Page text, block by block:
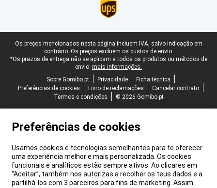
Rodapé legal
Os preços mencionados nesta página incluem IVA, salvo indicação em
contrário. Os preços excluem os custos de envio.
*Os prazos de entrega não se aplicam a todos os produtos ou métodos de
envio: mais informações.
Sobre Gomibo.pt
Privacidade
Ficha técnica
Preferências de cookies
Livro de reclamações
Cancelar contrato
Termos e condições
© 2026 Gomibo.pt
Preferências de cookies
Usamos cookies e tecnologias semelhantes para te oferecer
uma experiência melhor e mais personalizada. Os cookies
funcionais e analíticos estão sempre ativos. Ao clicares em
“Aceitar”, também nos autorizas a recolher os teus dados e a
partilhá-los com 3 parceiros para fins de marketing. Assim